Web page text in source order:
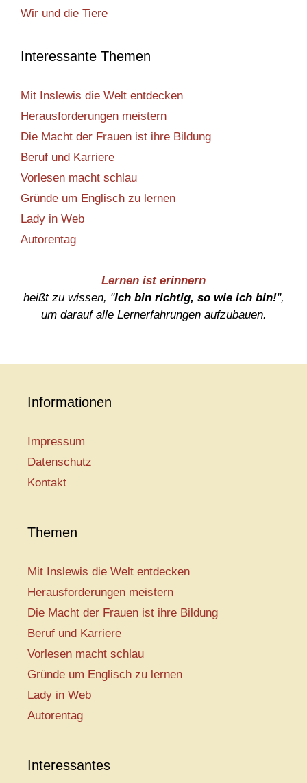
Wir und die Tiere
Interessante Themen
Mit Inslewis die Welt entdecken
Herausforderungen meistern
Die Macht der Frauen ist ihre Bildung
Beruf und Karriere
Vorlesen macht schlau
Gründe um Englisch zu lernen
Lady in Web
Autorentag
Lernen ist erinnern
heißt zu wissen, "Ich bin richtig, so wie ich bin!",
um darauf alle Lernerfahrungen aufzubauen.
Informationen
Impressum
Datenschutz
Kontakt
Themen
Mit Inslewis die Welt entdecken
Herausforderungen meistern
Die Macht der Frauen ist ihre Bildung
Beruf und Karriere
Vorlesen macht schlau
Gründe um Englisch zu lernen
Lady in Web
Autorentag
Interessantes